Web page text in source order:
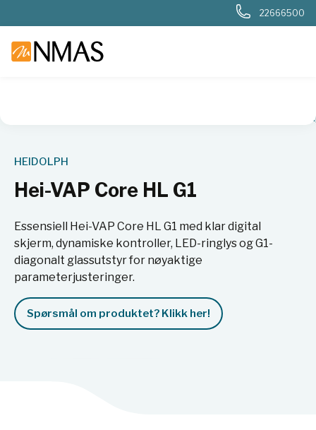
22666500
HEIDOLPH
Hei-VAP Core HL G1
Essensiell Hei-VAP Core HL G1 med klar digital
skjerm, dynamiske kontroller, LED-ringlys og G1-
diagonalt glassutstyr for nøyaktige
parameterjusteringer.
Spørsmål om produktet? Klikk her!